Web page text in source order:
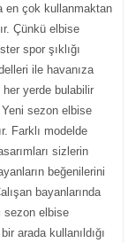
en çok kullanmaktan
Çünkü elbise
spor şıklığı
ile havanıza
her yerde bulabilir
sezon elbise
Farklı modelde
sizlerin
beğenilerini
bayanlarında
sezon elbise
arada kullanıldığı